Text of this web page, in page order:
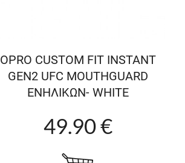
OPRO CUSTOM FIT INSTANT
GEN2 UFC MOUTHGUARD
ΕΝΗΛΙΚΩΝ- WHITE
49.90 €